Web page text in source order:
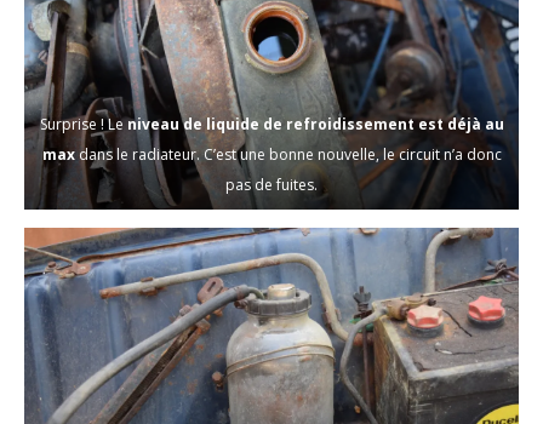
Surprise ! Leniveau de liquide de refroidissement est déjà au
maxdans le radiateur. C’est une bonne nouvelle, le circuit n’a donc
pas de fuites.